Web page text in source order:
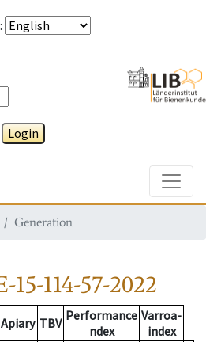
:
Login
Generation
15-114-57-2022
Apiary TBV Performance
ndex
Varroa-
index